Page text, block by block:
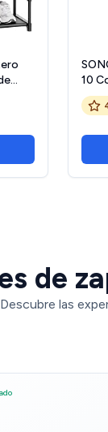
10
con
de
Descubre las